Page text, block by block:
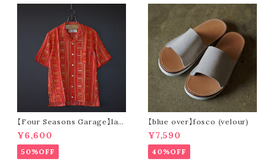
【Four Seasons Garage】lad
der stripe open collar s/s s
hirt (orange)
¥6,600
50%OFF
【blue over】fosco (velour)
¥7,590
40%OFF